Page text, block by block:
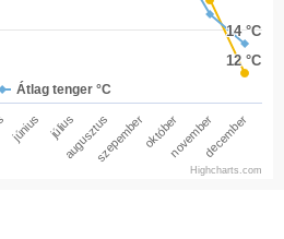
12 °C
12 °C
14 °C
14 °C
Átlag tenger °C
június júliusaugusztusszepemberoktóbernovemberdecember
Highcharts.com